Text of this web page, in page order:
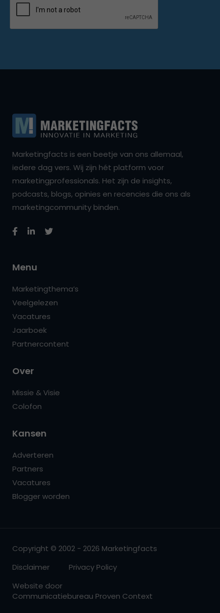
Marketingfacts is een beetje van ons allemaal,
iedere dag vers. Wij zijn hét platform voor
marketingprofessionals. Het zijn de insights,
podcasts, blogs, opinies en recencies die ons als
marketingcommunity binden.
Menu
Marketingthema’s
Veelgelezen
Vacatures
Jaarboek
Partnercontent
Over
Missie & Visie
Colofon
Kansen
Adverteren
Partners
Vacatures
Blogger worden
Copyright © 2002 - 2026 Marketingfacts
Disclaimer
Privacy Policy
Website door
Communicatiebureau Proven Context